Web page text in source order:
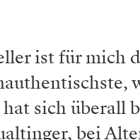
ist für mich
sich überall
bei